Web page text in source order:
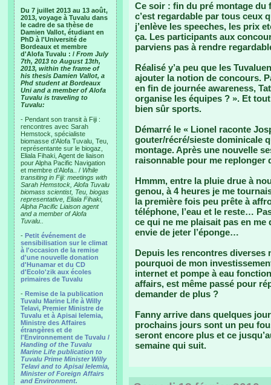
Du 7 juillet 2013 au 13 août,
2013, voyage à Tuvalu dans
le cadre de sa thèse de
Damien Vallot, étudiant en
PhD à l'Université de
Bordeaux et membre
d'Alofa Tuvalu : / From July
7th, 2013 to August 13th,
2013, within the frame of
his thesis Damien Vallot, a
Phd student at Bordeaux
Uni and a member of Alofa
Tuvalu is traveling to
Tuvalu:
- Pendant son transit à Fiji :
rencontres avec Sarah
Hemstock, spécialiste
biomasse d’Alofa Tuvalu, Teu,
représentante sur le biogaz,
Eliala Fihaki, Agent de liaison
pour Alpha Pacific Navigation
et membre d’Alofa.. / While
transiting in Fiji: meetings with
Sarah Hemstock, Alofa Tuvalu
biomass scientist, Teu, biogas
representative, Eliala Fihaki,
Alpha Pacific Liaison agent
and a member of Alofa
Tuvalu..
- Petit événement de
sensibilisation sur le climat
à l'occasion de la remise
d'une nouvelle donation
d'Hunamar et du CD
d'Ecolo'zik aux écoles
primaires de Tuvalu
- Remise de la publication
Tuvalu Marine Life à Willy
Telavi, Premier Ministre de
Tuvalu et à Apisai Ielemia,
Ministre des Affaires
étrangères et de
l'Environnement de Tuvalu /
Handing of the Tuvalu
Marine Life publication to
Tuvalu Prime Minister Willy
Telavi and to Apisai Ielemia,
Minister of Foreign Affairs
and Environment.
Ce soir : fin du pré montage du
c’est regardable par tous ceux
j’enlève les speeches, les prix
ça. Les participants aux
parviens pas à rendre
Réalisé y’a peu que les
ajouter la notion de concours.
en fin de journée awareness,
organise les équipes ? ». Et
bien sûr sports.
Démarré le « Lionel raconte
gouter/récré/sieste dominicale
montage. Après une nouvelle
raisonnable pour me replonger
Hmmm, entre la pluie drue à
genou, à 4 heures je me
la première fois peu prête à
téléphone, l’eau et le reste…
ce qui ne me plaisait pas en
envie de jeter l’éponge…
Depuis les rencontres diverses
pourquoi de mon
internet et pompe à eau
affairs, est même passé pour
demander de plus ?
Fanny arrive dans quelques
prochains jours sont un peu
seront encore plus et ce
semaine qui suit.